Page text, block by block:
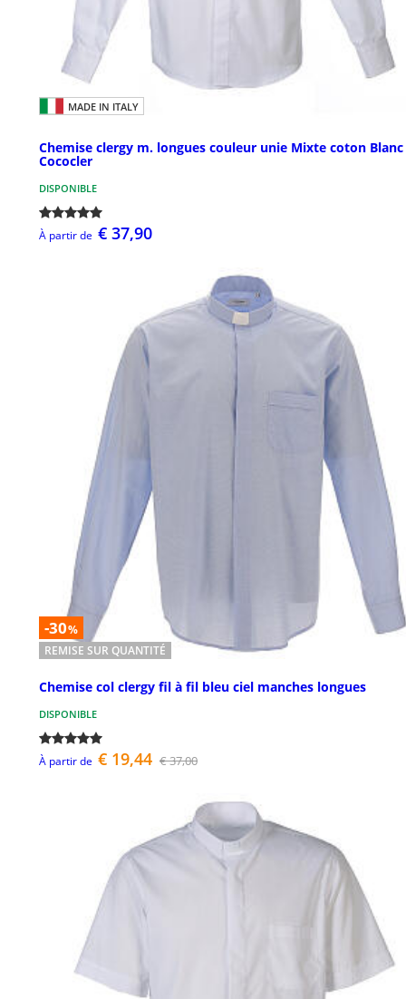
MADE IN ITALY
Chemise clergy m. longues couleur unie Mixte coton Blanc
Cococler
DISPONIBLE
À partir de € 37,90
-30%
REMISE SUR QUANTITÉ
Chemise col clergy fil à fil bleu ciel manches longues
DISPONIBLE
À partir de € 19,44 € 37,00